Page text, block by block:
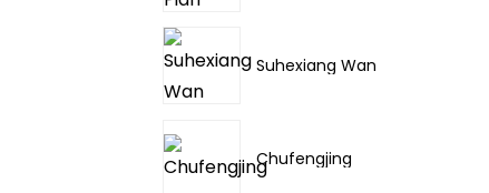
Suhexiang Wan
Chufengjing